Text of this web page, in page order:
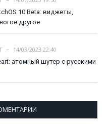
10 Beta: виджеты,
другое
14/03/2023 22:40
атомный шутер с русскими